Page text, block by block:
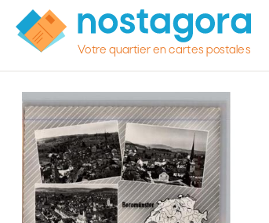
Votre quartier en cartes postales